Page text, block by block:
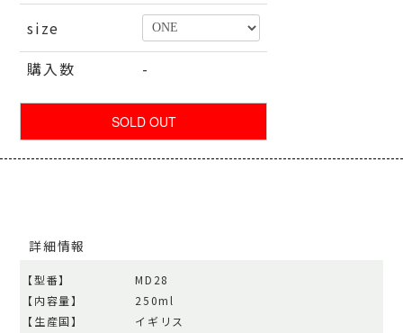
size
購入数
-
詳細情報
【型番】
MD28
【内容量】
250ml
【生産国】
イギリス